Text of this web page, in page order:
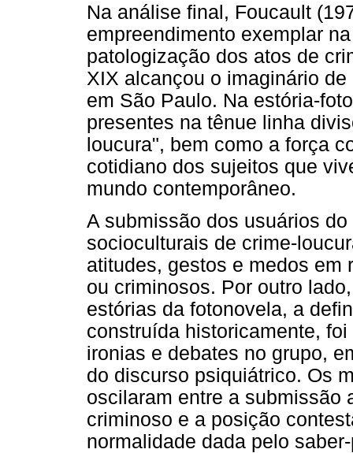
Na análise final, Foucault
empreendimento exemplar
patologização dos atos de
XIX alcançou o imaginário
em São Paulo. Na estória-
presentes na tênue linha
loucura", bem como a força
cotidiano dos sujeitos que
mundo contemporâneo.
A submissão dos usuários
socioculturais de crime-
atitudes, gestos e medos em
ou criminosos. Por outro
estórias da fotonovela, a
construída historicamente,
ironias e debates no grupo,
do discurso psiquiátrico. Os
oscilaram entre a submissão
criminoso e a posição
normalidade dada pelo